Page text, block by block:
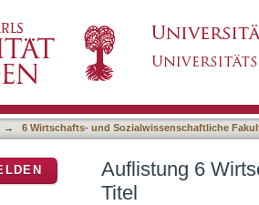
→ 6 Wirtschafts- und Sozialwissenschaftliche
Auflistung 6
Titel